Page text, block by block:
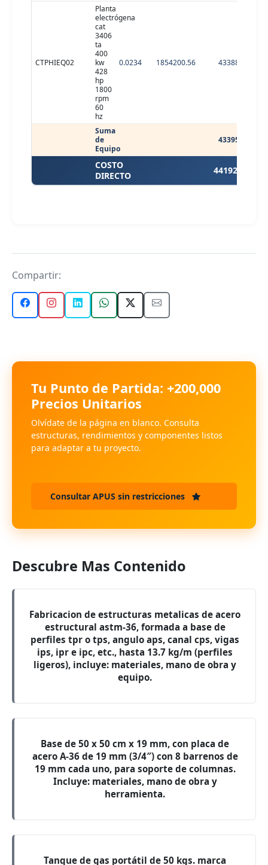
CTPHIEQ02
Planta
electrógena
cat
3406
ta
400
kw
428
hp
1800
rpm
60
hz
0.0234 1854200.56 43388.29
Suma
de
Equipo
43395.61
COSTO
DIRECTO
44192.84
Compartir:
Tu Punto de Partida: +200,000
Precios Unitarios
Olvídate de la página en blanco. Consulta
estructuras, rendimientos y componentes listos
para adaptar a tu proyecto.
Consultar APUS sin restricciones
Descubre Mas Contenido
Fabricacion de estructuras metalicas de acero
estructural astm-36, formada a base de
perfiles tpr o tps, angulo aps, canal cps, vigas
ips, ipr e ipc, etc., hasta 13.7 kg/m (perfiles
ligeros), incluye: materiales, mano de obra y
equipo.
Base de 50 x 50 cm x 19 mm, con placa de
acero A-36 de 19 mm (3/4″) con 8 barrenos de
19 mm cada uno, para soporte de columnas.
Incluye: materiales, mano de obra y
herramienta.
Tanque de gas portátil de 50 kgs. marca